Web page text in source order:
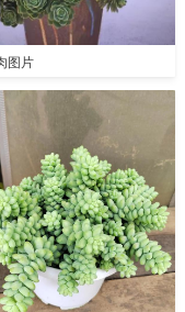
图片